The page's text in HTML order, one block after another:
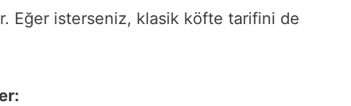
Eğer isterseniz, klasik köfte tarifini de